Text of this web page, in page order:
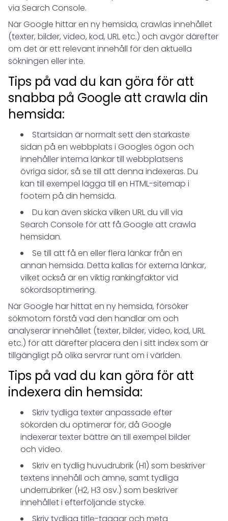
via Search Console.
När Google hittar en ny hemsida, crawlas innehållet
(texter, bilder, video, kod, URL etc.) och avgör därefter
om det är ett relevant innehåll för den aktuella
sökningen eller inte.
Tips på vad du kan göra för att
snabba på Google att crawla din
hemsida:
Startsidan är normalt sett den starkaste
sidan på en webbplats i Googles ögon och
innehåller interna länkar till webbplatsens
övriga sidor, så se till att denna indexeras. Du
kan till exempel lägga till en HTML-sitemap i
footern på din hemsida.
Du kan även skicka vilken URL du vill via
Search Console för att få Google att crawla
hemsidan.
Se till att få en eller flera länkar från en
annan hemsida. Detta kallas för externa länkar,
vilket också är en viktig rankingfaktor vid
sökordsoptimering.
När Google har hittat en ny hemsida, försöker
sökmotorn förstå vad den handlar om och
analyserar innehållet (texter, bilder, video, kod, URL
etc.) för att därefter placera den i sitt index som är
tillgängligt på olika servrar runt om i världen.
Tips på vad du kan göra för att
indexera din hemsida:
Skriv tydliga texter anpassade efter
sökorden du optimerar för, då Google
indexerar texter bättre än till exempel bilder
och video.
Skriv en tydlig huvudrubrik (H1) som beskriver
textens innehåll och ämne, samt tydliga
underrubriker (H2, H3 osv.) som beskriver
innehållet i efterföljande stycke.